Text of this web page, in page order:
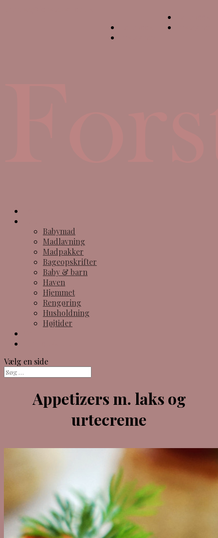
Babymad
Madlavning
Madpakker
Bageopskrifter
Baby & barn
Haven
Hjemmet
Rengøring
Husholdning
Højtider
Vælg en side
Appetizers m. laks og
urtecreme